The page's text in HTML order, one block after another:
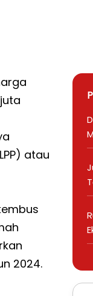
atau
2024.